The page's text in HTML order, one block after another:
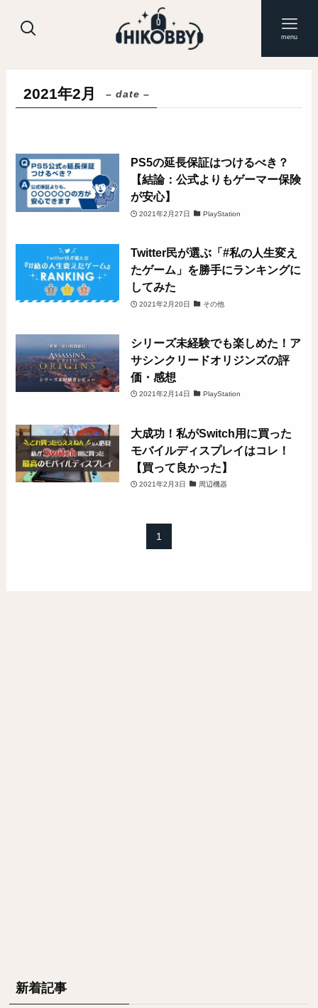
menu
2021年2月 – date –
PS5の延長保証はつけるべき？
【結論：公式よりもゲーマー保険
が安心】
2021年2月27日 PlayStation
Twitter民が選ぶ「#私の人生変え
たゲーム」を勝手にランキングに
してみた
2021年2月20日 その他
シリーズ未経験でも楽しめた！ア
サシンクリードオリジンズの評
価・感想
2021年2月14日 PlayStation
大成功！私がSwitch用に買った
モバイルディスプレイはコレ！
【買って良かった】
2021年2月3日 周辺機器
1
新着記事